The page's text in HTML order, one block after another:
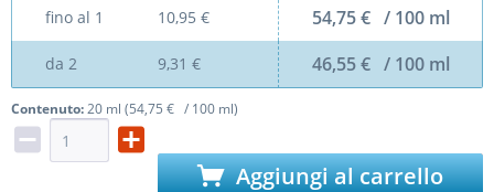
fino al 1 10,95 € 54,75 € / 100 ml
da 2 9,31 € 46,55 € / 100 ml
Contenuto:20 ml (54,75 € / 100 ml)
Aggiungi al carrello